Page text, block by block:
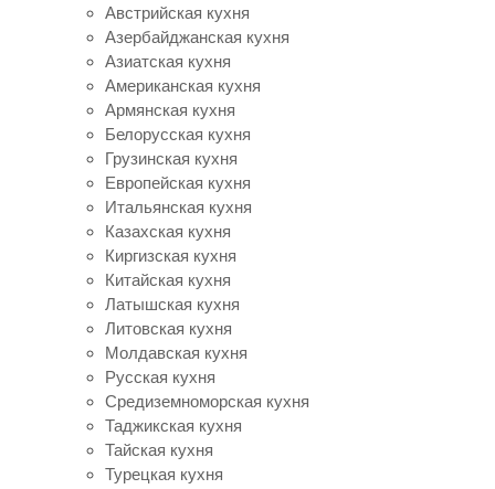
Австрийская кухня
Азербайджанская кухня
Азиатская кухня
Американская кухня
Армянская кухня
Белорусская кухня
Грузинская кухня
Европейская кухня
Итальянская кухня
Казахская кухня
Киргизская кухня
Китайская кухня
Латышская кухня
Литовская кухня
Молдавская кухня
Русская кухня
Средиземноморская кухня
Таджикская кухня
Тайская кухня
Турецкая кухня